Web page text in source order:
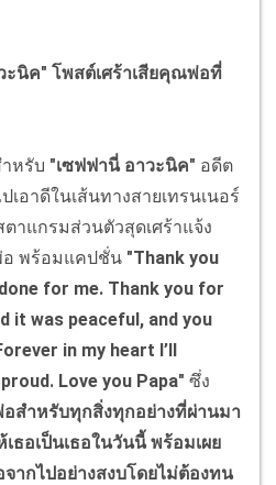
ะนิค" โพสต์เศร้าเสียคุณพ่อที่
หรับ "เซฟฟานี่ อาวะนิค" อดีต
เอาดีในเส้นทางสายเทรนเนอร์
าแกรมส่วนตัวสุดเศร้าแจ้ง
พร้อมแคปชั่น "Thank you
for me. Thank you for
it was peaceful, and you
in my heart I’ll
Love you Papa" ซึ่ง
ำหรับทุกสิ่งทุกอย่างที่ผ่านมา
อเป็นเธอในวันนี้ พร้อมเผย
ากไปอย่างสงบโดยไม่ต้องทน